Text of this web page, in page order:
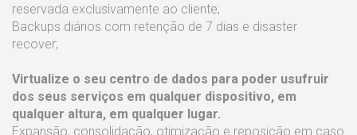
reservada exclusivamente ao cliente;
Backups diários com retenção de 7 dias e disaster
recover;
Virtualize o seu centro de dados para poder usufruir
dos seus serviços em qualquer dispositivo, em
qualquer altura, em qualquer lugar.
Expansão, consolidação, otimização e reposição em caso